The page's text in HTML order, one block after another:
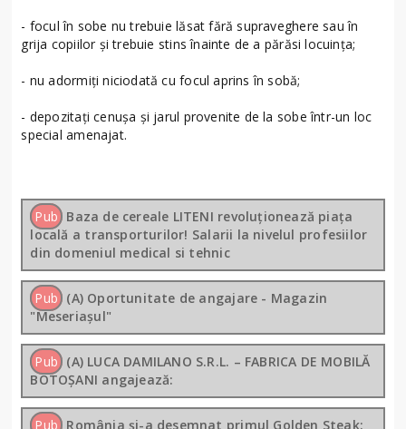
- focul în sobe nu trebuie lăsat fără supraveghere sau în
grija copiilor și trebuie stins înainte de a părăsi locuinţa;
- nu adormiţi niciodată cu focul aprins în sobă;
- depozitați cenuşa şi jarul provenite de la sobe într-un loc
special amenajat.
Pub Baza de cereale LITENI revoluționează piața
locală a transporturilor! Salarii la nivelul profesiilor
din domeniul medical si tehnic
Pub (A) Oportunitate de angajare - Magazin
"Meseriașul"
Pub (A) LUCA DAMILANO S.R.L. – FABRICA DE MOBILĂ
BOTOȘANI angajează:
Pub România și-a desemnat primul Golden Steak: